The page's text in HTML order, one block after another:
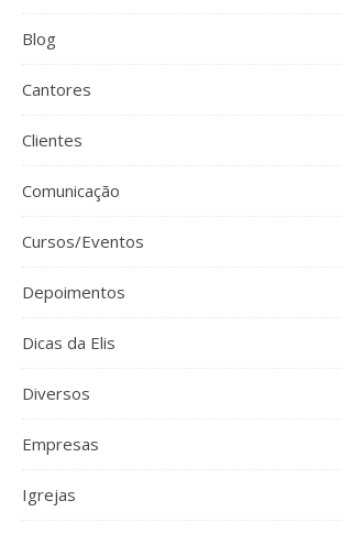
Blog
Cantores
Clientes
Comunicação
Cursos/Eventos
Depoimentos
Dicas da Elis
Diversos
Empresas
Igrejas